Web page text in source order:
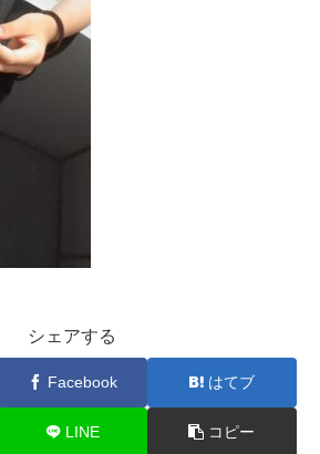
シェアする
Facebook はてブ
LINE コピー